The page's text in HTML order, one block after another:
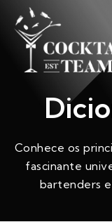
Conhece os
fascinante
bartenders